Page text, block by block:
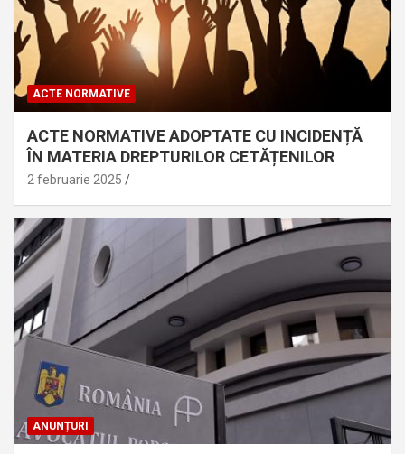
ACTE NORMATIVE
ACTE NORMATIVE ADOPTATE CU INCIDENȚĂ
ÎN MATERIA DREPTURILOR CETĂȚENILOR
2 februarie 2025
ANUNȚURI